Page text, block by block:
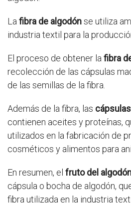
La fibra de algodónse utiliza
industria textil para la
El proceso de obtener la fibra
recolección de las cápsulas
de las semillas de la fibra.
Además de la fibra, las
contienen aceites y proteínas,
utilizados en la fabricación de
cosméticos y alimentos para
En resumen, el fruto del
cápsula o bocha de algodón,
fibra utilizada en la industria